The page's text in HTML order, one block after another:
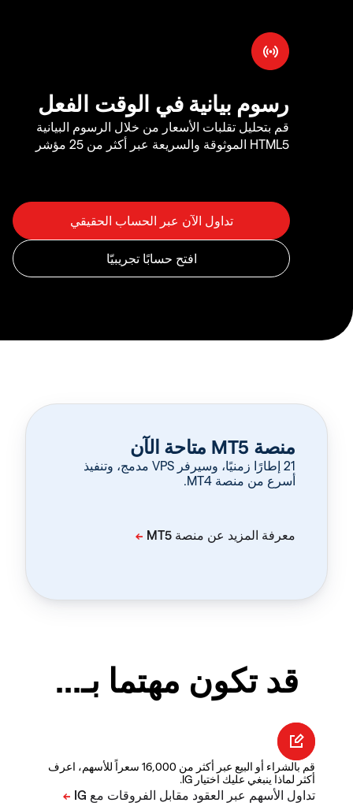
رسوم بيانية في الوقت الفعل
قم بتحليل تقلبات الأسعار من خلال الرسوم البيانية
HTML5 الموثوقة والسريعة عبر أكثر من 25 مؤشر
منصة MT5 متاحة الآن
‏21 إطارًا زمنيًا، وسيرفر VPS مدمج، وتنفيذ
أسرع من منصة MT4.
قد تكون مهتما بـ...
قم بالشراء أو البيع عبر أكثر من 16,000 سعراً للأسهم، اعرف
أكثر لماذا ينبغي عليك اختيار IG.